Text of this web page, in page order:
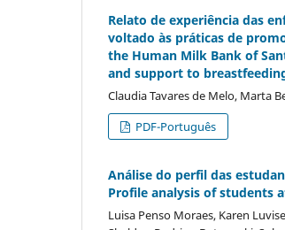
Relato de experiência das
voltado às práticas de
the Human Milk Bank of
and support to
Claudia Tavares de Melo, Marta
PDF-Português
Análise do perfil das
Profile analysis of students
Luisa Penso Moraes, Karen